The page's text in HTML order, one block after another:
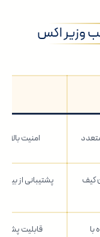
وزیر اکس
امنیت بالا،
کیف
با
قابلیت